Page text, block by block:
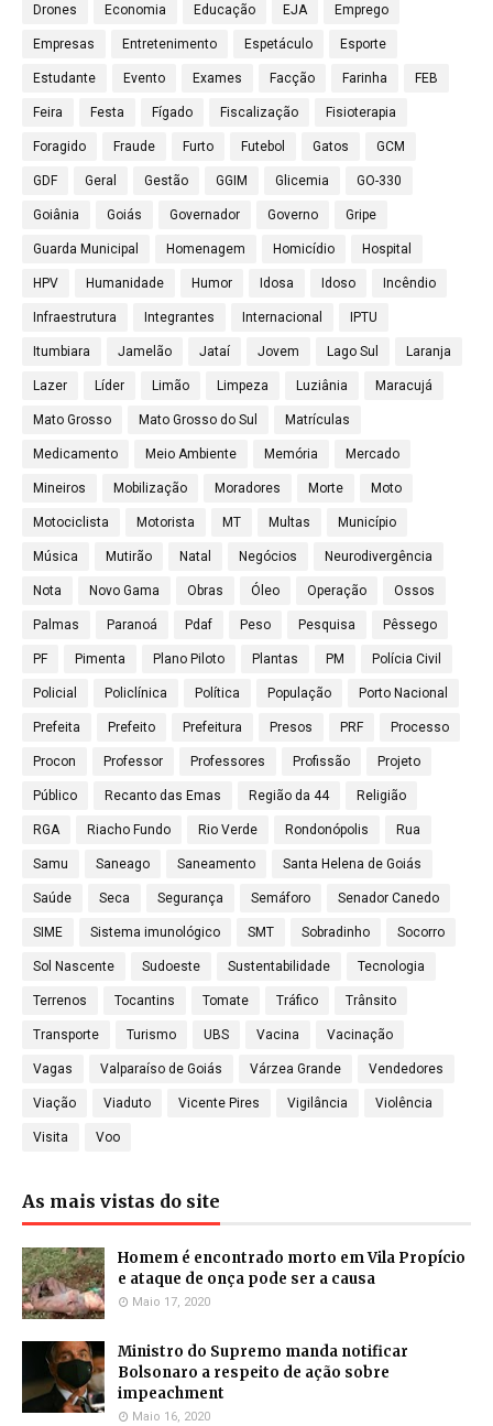
Drones Economia Educação EJA Emprego
Empresas Entretenimento Espetáculo Esporte
Estudante Evento Exames Facção Farinha FEB
Feira Festa Fígado Fiscalização Fisioterapia
Foragido Fraude Furto Futebol Gatos GCM
GDF Geral Gestão GGIM Glicemia GO-330
Goiânia Goiás Governador Governo Gripe
Guarda Municipal Homenagem Homicídio Hospital
HPV Humanidade Humor Idosa Idoso Incêndio
Infraestrutura Integrantes Internacional IPTU
Itumbiara Jamelão Jataí Jovem Lago Sul Laranja
Lazer Líder Limão Limpeza Luziânia Maracujá
Mato Grosso Mato Grosso do Sul Matrículas
Medicamento Meio Ambiente Memória Mercado
Mineiros Mobilização Moradores Morte Moto
Motociclista Motorista MT Multas Município
Música Mutirão Natal Negócios Neurodivergência
Nota Novo Gama Obras Óleo Operação Ossos
Palmas Paranoá Pdaf Peso Pesquisa Pêssego
PF Pimenta Plano Piloto Plantas PM Polícia Civil
Policial Policlínica Política População Porto Nacional
Prefeita Prefeito Prefeitura Presos PRF Processo
Procon Professor Professores Profissão Projeto
Público Recanto das Emas Região da 44 Religião
RGA Riacho Fundo Rio Verde Rondonópolis Rua
Samu Saneago Saneamento Santa Helena de Goiás
Saúde Seca Segurança Semáforo Senador Canedo
SIME Sistema imunológico SMT Sobradinho Socorro
Sol Nascente Sudoeste Sustentabilidade Tecnologia
Terrenos Tocantins Tomate Tráfico Trânsito
Transporte Turismo UBS Vacina Vacinação
Vagas Valparaíso de Goiás Várzea Grande Vendedores
Viação Viaduto Vicente Pires Vigilância Violência
Visita Voo
As mais vistas do site
Homem é encontrado morto em Vila Propício
e ataque de onça pode ser a causa
Maio 17, 2020
Ministro do Supremo manda notificar
Bolsonaro a respeito de ação sobre
impeachment
Maio 16, 2020